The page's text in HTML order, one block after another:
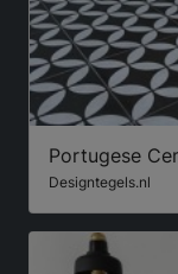
Portugese
Designtegels.nl